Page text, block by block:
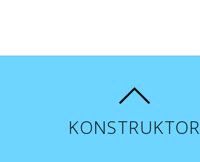
KONSTRUKTOR